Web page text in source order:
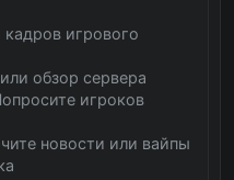
игрового
обзор сервера
игроков
новости или вайпы